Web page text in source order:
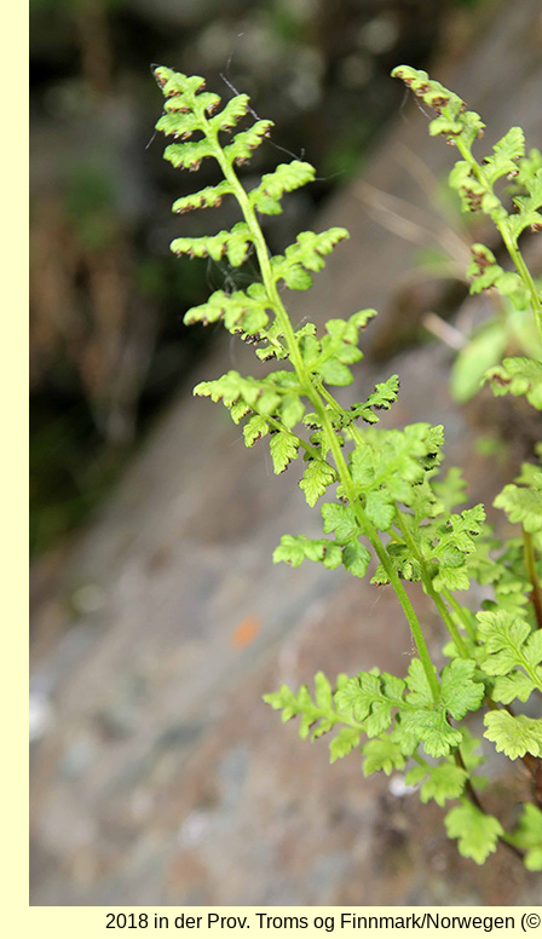
2018 in der Prov. Troms og Finnmark/Norwegen